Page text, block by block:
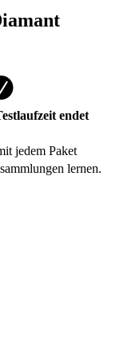
endet
jedem Paket
lernen.